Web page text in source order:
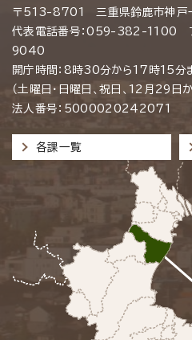
〒513-8701 三重県鈴鹿市神戸
代表電話番号：059-382-1100
9040
開庁時間：8時30分から17時15分
（土曜日・日曜日、祝日、12月29日
法人番号：5000020242071
各課一覧